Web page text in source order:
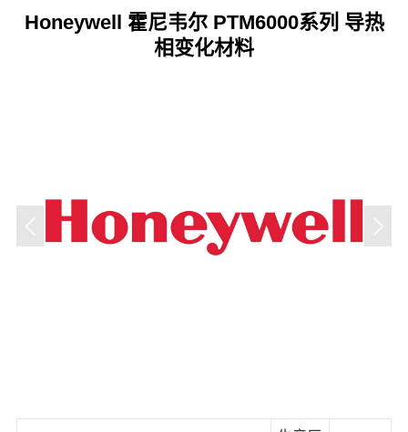
Honeywell 霍尼韦尔 PTM6000系列 导热
相变化材料